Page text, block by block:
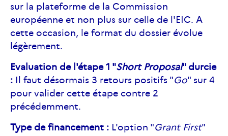
sur la plateforme de la Commission
européenne et non plus sur celle de l'EIC. A
cette occasion, le format du dossier évolue
légèrement.
Evaluation de l'étape 1 "Short Proposal" durcie
: Il faut désormais 3 retours positifs "Go" sur 4
pour valider cette étape contre 2
précédemment.
Type de financement : L'option "Grant First"